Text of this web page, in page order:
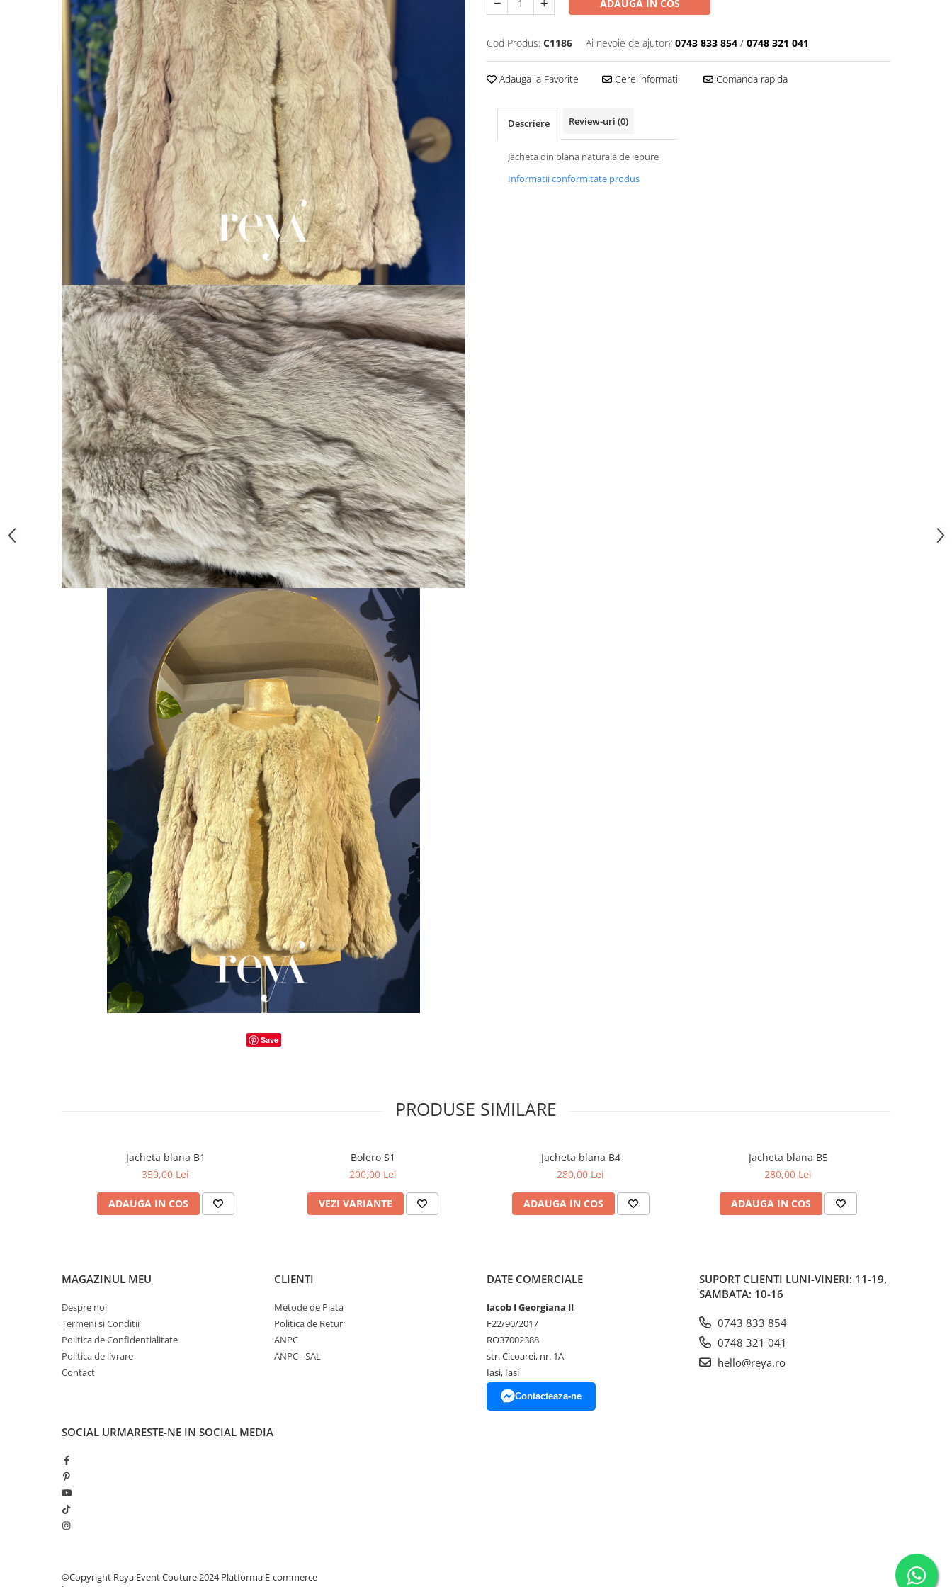
Save
ADAUGA IN COS
Cod Produs: C1186 Ai nevoie de ajutor? 0743 833 854 / 0748 321 041
Adauga la Favorite Cere informatii Comanda rapida
Descriere Review-uri (0)
Jacheta din blana naturala de iepure
Informatii conformitate produs
PRODUSE SIMILARE
Jacheta blana B1
350,00 Lei
ADAUGA IN COS
Bolero S1
200,00 Lei
VEZI VARIANTE
Jacheta blana B4
280,00 Lei
ADAUGA IN COS
Jacheta blana B5
280,00 Lei
ADAUGA IN COS
MAGAZINUL MEU
Despre noi
Termeni si Conditii
Politica de Confidentialitate
Politica de livrare
Contact
CLIENTI
Metode de Plata
Politica de Retur
ANPC
ANPC - SAL
DATE COMERCIALE
Iacob I Georgiana II
F22/90/2017
RO37002388
str. Cicoarei, nr. 1A
Iasi, Iasi
Contacteaza-ne
SUPORT CLIENTI LUNI-VINERI: 11-19,
SAMBATA: 10-16
0743 833 854
0748 321 041
hello@reya.ro
SOCIAL URMARESTE-NE IN SOCIAL MEDIA
©Copyright Reya Event Couture 2024Platforma E-commerce